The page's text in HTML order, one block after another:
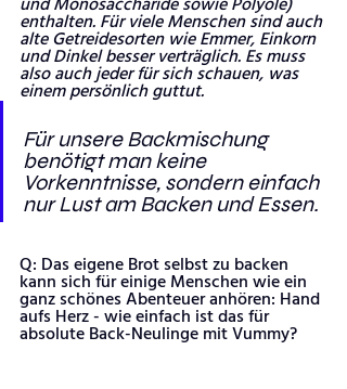
enthalten. Für viele Menschen sind auch
alte Getreidesorten wie Emmer, Einkorn
und Dinkel besser verträglich. Es muss
also auch jeder für sich schauen, was
einem persönlich guttut.
Für unsere Backmischung
benötigt man keine
Vorkenntnisse, sondern einfach
nur Lust am Backen und Essen.
Q: Das eigene Brot selbst zu backen
kann sich für einige Menschen wie ein
ganz schönes Abenteuer anhören: Hand
aufs Herz - wie einfach ist das für
absolute Back-Neulinge mit Vummy?